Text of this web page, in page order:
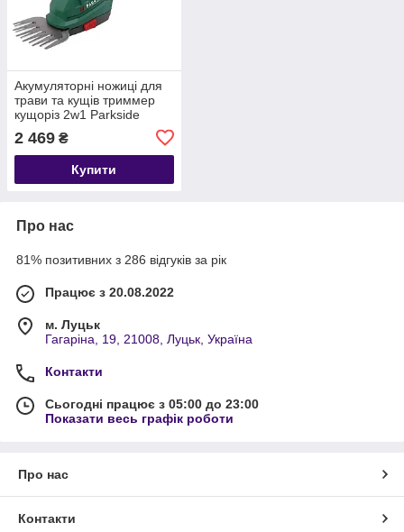
Акумуляторні ножиці для
трави та кущів триммер
кущоріз 2w1 Parkside
PAGS 20-LI A1 (1200 об/
хв, 12 см, 18 см) без
зарядного пристро
2 469 ₴
Купити
Про нас
81% позитивних з 286 відгуків за рік
Працює з 20.08.2022
м. Луцьк
Гагаріна, 19, 21008, Луцьк, Україна
Контакти
Сьогодні працює з 05:00 до 23:00
Показати весь графік роботи
Про нас
Контакти